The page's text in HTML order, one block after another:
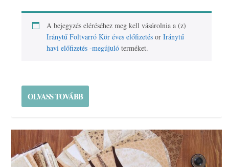
A bejegyzés eléréséhez meg kell vásárolnia a (z)
Iránytű Foltvarró Kör éves előfizetés orIránytű
havi előfizetés -megújuló terméket.
OLVASS TOVÁBB